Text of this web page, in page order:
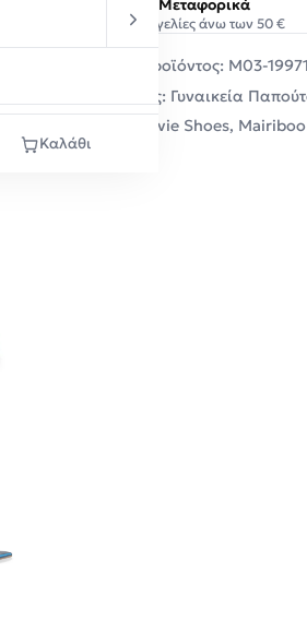
Καλάθι
Δωρεάν Μεταφορικά
Σε παραγγελίες άνω των 50 €
Κωδικός προϊόντος: M03-
Κατηγορίες: Γυναικεία
Envie Shoes,